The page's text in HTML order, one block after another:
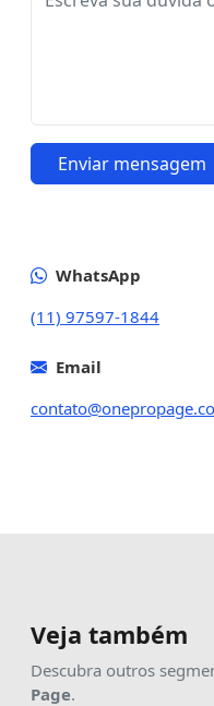
Enviar mensagem
WhatsApp
(11) 97597-1844
Email
Veja também
Descubra outros
Page.